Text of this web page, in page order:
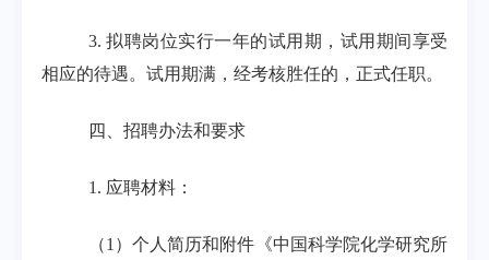
3.拟聘岗位实行一年的试用期，试用期间享受
相应的待遇。试用期满，经考核胜任的，正式任职。
四、招聘办法和要求
1. 应聘材料：
（1 ）个人简历和附件《中国科学院化学研究所